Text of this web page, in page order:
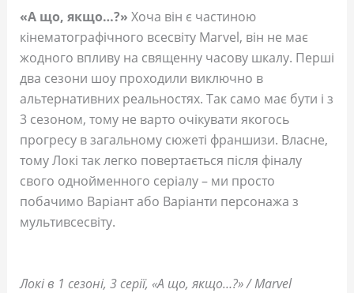
«А що, якщо…?» Хоча він є частиною
кінематографічного всесвіту Marvel, він не має
жодного впливу на священну часову шкалу. Перші
два сезони шоу проходили виключно в
альтернативних реальностях. Так само має бути і з
3 сезоном, тому не варто очікувати якогось
прогресу в загальному сюжеті франшизи. Власне,
тому Локі так легко повертається після фіналу
свого однойменного серіалу – ми просто
побачимо Варіант або Варіанти персонажа з
мультивсесвіту.
Локі в 1 сезоні, 3 серії, «А що, якщо…?» / Marvel